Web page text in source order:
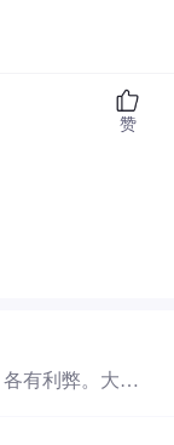
赞
有利弊。大公